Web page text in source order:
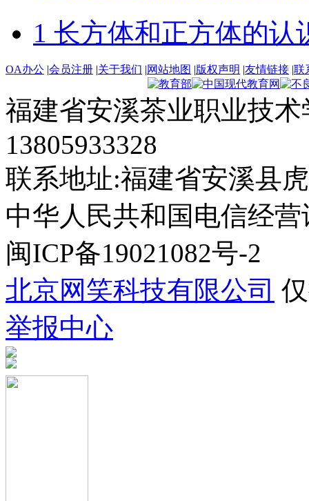
1 长方体和正方体的认
OA办公 |会员注册 |关于我们 |网站地图 |版权声明 |友情链接 |联
福建省安溪茶业职业技
13805933328
联系地址:福建省安溪县
中华人民共和国电信经营
闽ICP备19021082号-2
北京网笑科技有限公司
举报中心